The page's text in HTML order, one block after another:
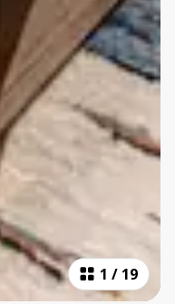
1 / 19